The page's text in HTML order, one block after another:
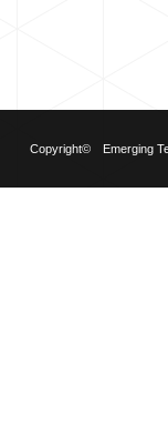
Copyright© Emerging